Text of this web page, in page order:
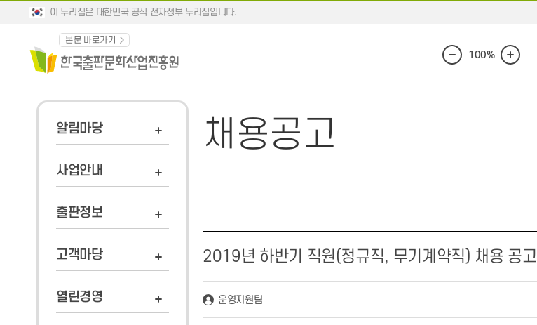
이 누리집은 대한민국 공식 전자정부 누리집입니다.
본문 바로가기
화
100%
화
알림마당
사업안내
출판정보
고객마당
열린경영
채용공고
2019년 하반기 직원(정규직, 무기계약직) 채용 공고
운영지원팀